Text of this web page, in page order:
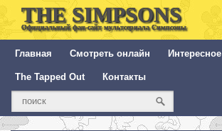
THE SIMPSONS
Официальный фан-сайт мультсериала Симпсоны
Главная Смотреть онлайн Интересное
The Tapped Out Контакты